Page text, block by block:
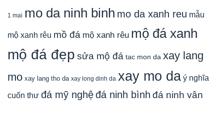
1 mai mo da ninh binh mo da xanh reu mẫu
mộ xanh rêu mồ đá mộ xanh rêu mộ đá xanh
mộ đá đẹp sửa mộ đá tac mon da xay lang
mo xay lang tho da xay long dinh da xay mo da ý nghĩa
cuốn thư đá mỹ nghệđá ninh bình đá ninh vân